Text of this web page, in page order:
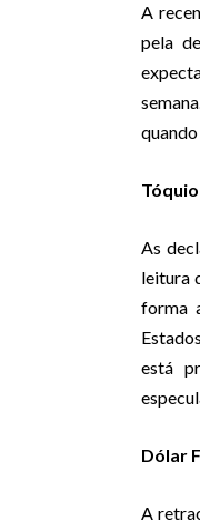
A
pela
As
leitura
forma
está
Dólar
A